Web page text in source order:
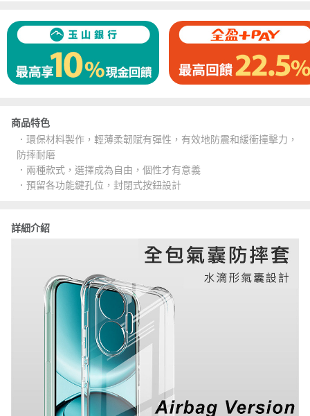
商品特色
．環保材料製作，輕薄柔韌賦有彈性，有效地防震和緩衝撞擊力，
防摔耐磨
．兩種款式，選擇成為自由，個性才有意義
．預留各功能鍵孔位，封閉式按鈕設計
詳細介紹